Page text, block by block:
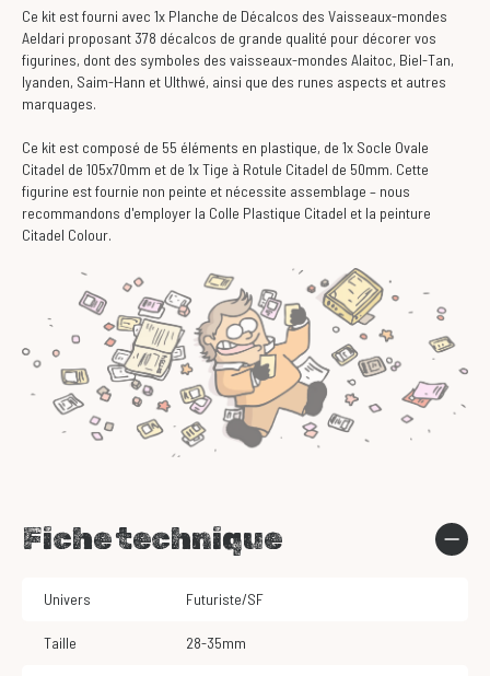
Ce kit est fourni avec 1x Planche de Décalcos des Vaisseaux-mondes
Aeldari proposant 378 décalcos de grande qualité pour décorer vos
figurines, dont des symboles des vaisseaux-mondes Alaitoc, Biel-Tan,
Iyanden, Saim-Hann et Ulthwé, ainsi que des runes aspects et autres
marquages.
Ce kit est composé de 55 éléments en plastique, de 1x Socle Ovale
Citadel de 105x70mm et de 1x Tige à Rotule Citadel de 50mm. Cette
figurine est fournie non peinte et nécessite assemblage – nous
recommandons d'employer la Colle Plastique Citadel et la peinture
Citadel Colour.
Fiche technique
Univers Futuriste/SF
Taille 28-35mm